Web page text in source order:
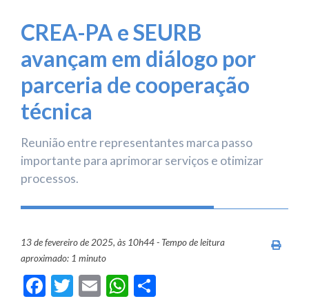
CREA-PA e SEURB
avançam em diálogo por
parceria de cooperação
técnica
Reunião entre representantes marca passo
importante para aprimorar serviços e otimizar
processos.
13 de fevereiro de 2025, às 10h44 - Tempo de leitura
aproximado: 1 minuto
Facebook
Twitter
EmailWhatsApp